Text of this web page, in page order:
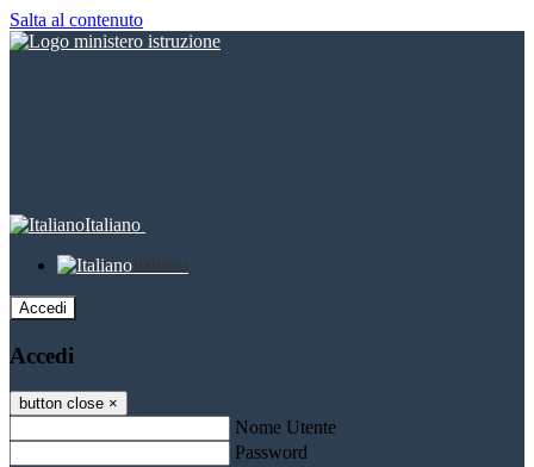
Salta al contenuto
Italiano
Italiano
Accedi
Accedi
button close ×
Nome Utente
Password